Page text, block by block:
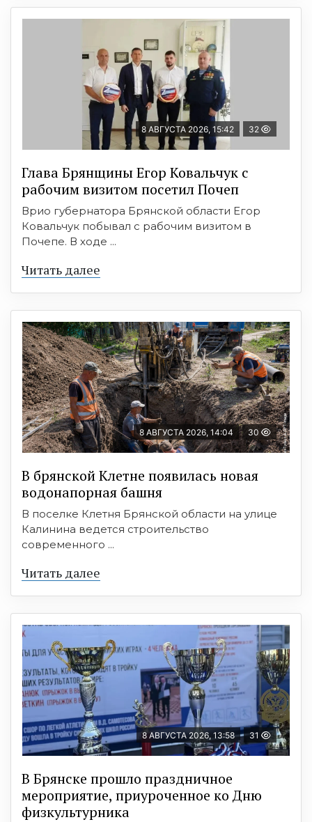
8 АВГУСТА 2026, 15:42 32
Глава Брянщины Егор Ковальчук с
рабочим визитом посетил Почеп
Врио губернатора Брянской области Егор
Ковальчук побывал с рабочим визитом в
Почепе. В ходе ...
Читать далее
8 АВГУСТА 2026, 14:04 30
В брянской Клетне появилась новая
водонапорная башня
В поселке Клетня Брянской области на улице
Калинина ведется строительство
современного ...
Читать далее
8 АВГУСТА 2026, 13:58 31
В Брянске прошло праздничное
мероприятие, приуроченное ко Дню
физкультурника